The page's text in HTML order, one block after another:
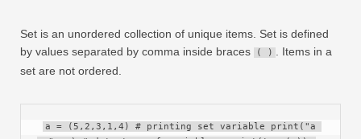
Set is an unordered collection of unique items. Set is defined
by values separated by comma inside braces
( )
. Items in a
set are not ordered.
a = (5,2,3,1,4) # printing set variable print("a